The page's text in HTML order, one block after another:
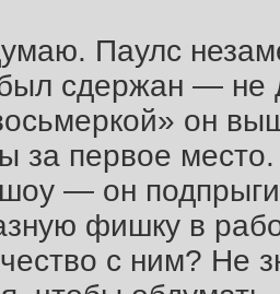
Паулс
сдержан — не
он
за первое
— он
фишку в
с ним? Не